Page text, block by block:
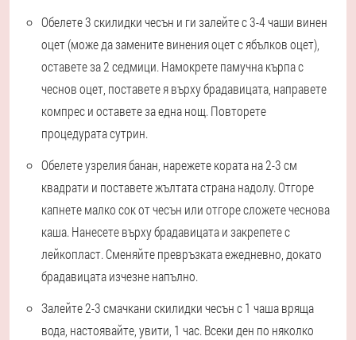
Обелете 3 скилидки чесън и ги залейте с 3-4 чаши винен
оцет (може да замените винения оцет с ябълков оцет),
оставете за 2 седмици. Намокрете памучна кърпа с
чеснов оцет, поставете я върху брадавицата, направете
компрес и оставете за една нощ. Повторете
процедурата сутрин.
Обелете узрелия банан, нарежете кората на 2-3 см
квадрати и поставете жълтата страна надолу. Отгоре
капнете малко сок от чесън или отгоре сложете чеснова
каша. Нанесете върху брадавицата и закрепете с
лейкопласт. Сменяйте превръзката ежедневно, докато
брадавицата изчезне напълно.
Залейте 2-3 смачкани скилидки чесън с 1 чаша вряща
вода, настоявайте, увити, 1 час. Всеки ден по няколко